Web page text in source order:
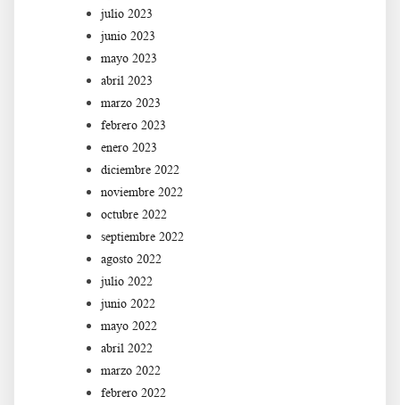
julio 2023
junio 2023
mayo 2023
abril 2023
marzo 2023
febrero 2023
enero 2023
diciembre 2022
noviembre 2022
octubre 2022
septiembre 2022
agosto 2022
julio 2022
junio 2022
mayo 2022
abril 2022
marzo 2022
febrero 2022